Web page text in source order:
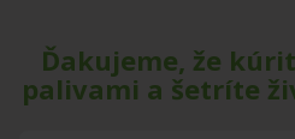
Ďakujeme, že
palivami a šetríte